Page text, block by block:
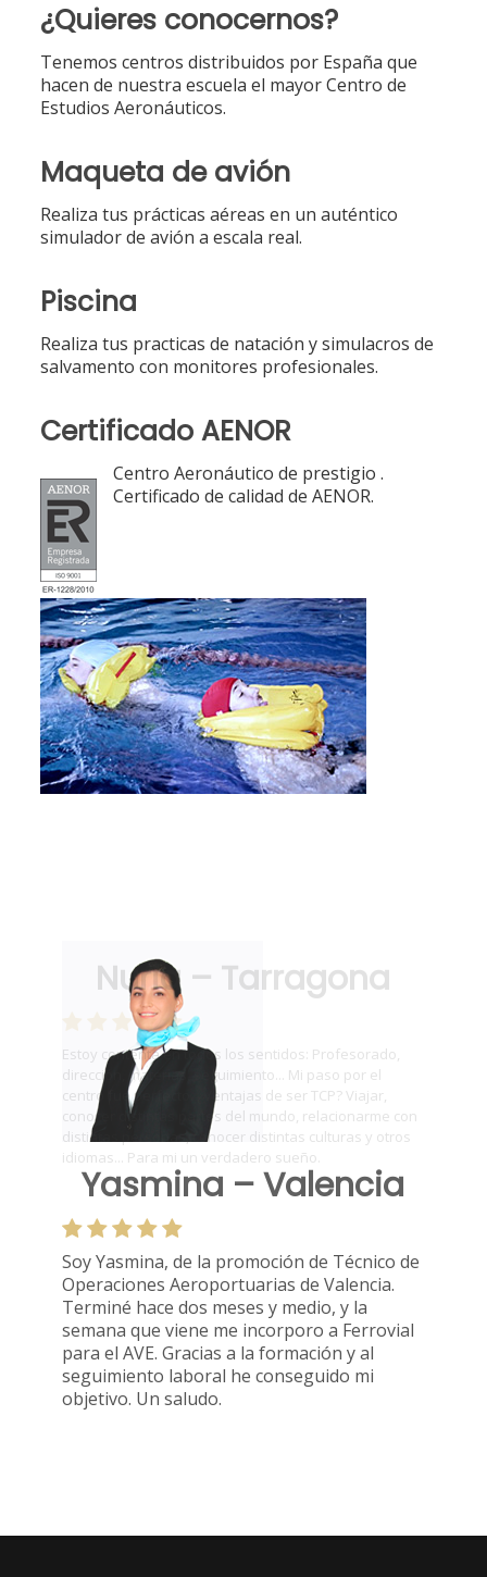
¿Quieres conocernos?
Tenemos centros distribuidos por España que
hacen de nuestra escuela el mayor Centro de
Estudios Aeronáuticos.
Maqueta de avión
Realiza tus prácticas aéreas en un auténtico
simulador de avión a escala real.
Piscina
Realiza tus practicas de natación y simulacros de
salvamento con monitores profesionales.
Certificado AENOR
Centro Aeronáutico de prestigio .
Certificado de calidad de AENOR.
Yasmina – Valencia
Soy Yasmina, de la promoción de Técnico de
Operaciones Aeroportuarias de Valencia.
Terminé hace dos meses y medio, y la
semana que viene me incorporo a Ferrovial
para el AVE. Gracias a la formación y al
seguimiento laboral he conseguido mi
objetivo. Un saludo.